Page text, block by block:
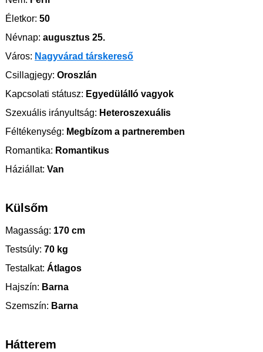
Életkor: 50
Névnap: augusztus 25.
Város: Nagyvárad társkereső
Csillagjegy: Oroszlán
Kapcsolati státusz: Egyedülálló vagyok
Szexuális irányultság: Heteroszexuális
Féltékenység: Megbízom a partneremben
Romantika: Romantikus
Háziállat: Van
Külsőm
Magasság: 170 cm
Testsúly: 70 kg
Testalkat: Átlagos
Hajszín: Barna
Szemszín: Barna
Hátterem